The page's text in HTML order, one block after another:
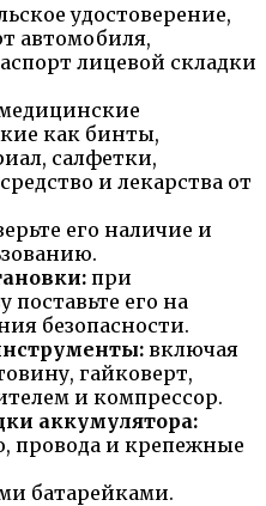
удостоверение,
автомобиля,
лицевой складки
как бинты,
салфетки,
и лекарства от
его наличие и
при
поставьте его на
безопасности.
включая
гайковерт,
и компрессор.
аккумулятора:
провода и крепежные
батарейками.